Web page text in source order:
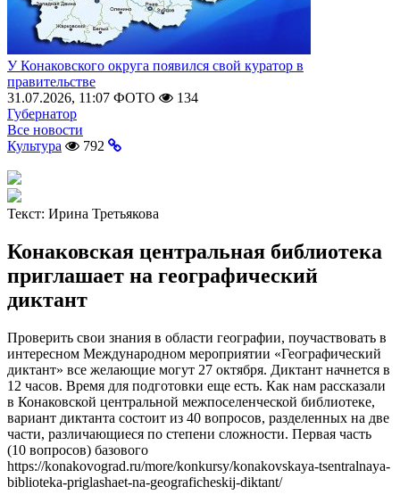
У Конаковского округа появился свой куратор в
правительстве
31.07.2026, 11:07 ФОТО
134
Губернатор
Все новости
Культура
792
Текст: Ирина Третьякова
Конаковская центральная библиотека
приглашает на географический
диктант
Проверить свои знания в области географии, поучаствовать в
интересном Международном мероприятии «Географический
диктант» все желающие могут 27 октября. Диктант начнется в
12 часов. Время для подготовки еще есть. Как нам рассказали
в Конаковской центральной межпоселенческой библиотеке,
вариант диктанта состоит из 40 вопросов, разделенных на две
части, различающиеся по степени сложности. Первая часть
(10 вопросов) базового
https://konakovograd.ru/more/konkursy/konakovskaya-tsentralnaya-
biblioteka-priglashaet-na-geograficheskij-diktant/